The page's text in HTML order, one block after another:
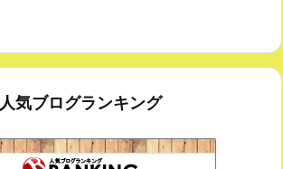
人気ブログランキング